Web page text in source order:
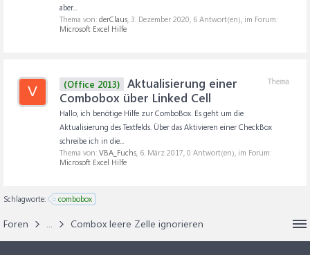
aber...
Thema von: derClaus, 3. Dezember 2020, 6 Antwort(en), im Forum:
Microsoft Excel Hilfe
V
Thema
(Office 2013)
Aktualisierung einer
Combobox über Linked Cell
Hallo, ich benötige Hilfe zur ComboBox. Es geht um die
Aktualisierung des Textfelds. Über das Aktivieren einer CheckBox
schreibe ich in die...
Thema von: VBA_Fuchs, 6. März 2017, 0 Antwort(en), im Forum:
Microsoft Excel Hilfe
Schlagworte: combobox
Foren ... Combox leere Zelle ignorieren